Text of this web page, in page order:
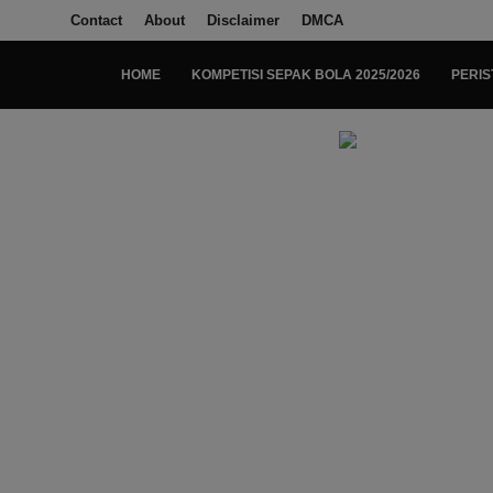
Contact About Disclaimer DMCA
HOME KOMPETISI SEPAK BOLA 2025/2026